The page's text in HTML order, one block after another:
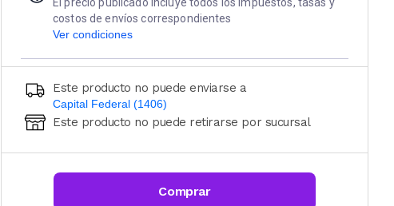
costos de envíos correspondientes
Ver condiciones
Este producto no puede enviarse a
Capital Federal (1406)
Ingresá código postal (sólo números)
CALCULAR
Este producto no puede retirarse por sucursal
Comprar